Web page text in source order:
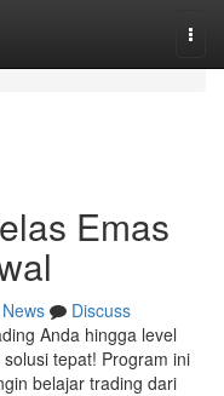
Emas
News
Discuss
Anda hingga level
tepat! Program ini
belajar trading dari